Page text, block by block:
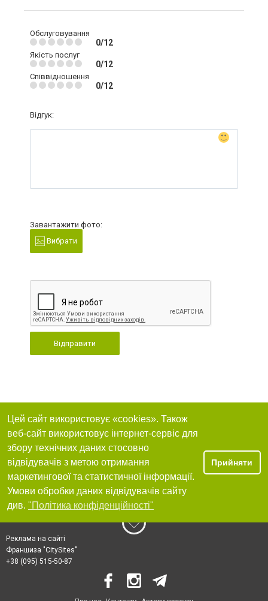
Обслуговування
0/12
Якість послуг
0/12
Співвідношення
0/12
Відгук:
Завантажити фото:
Вибрати
Відправити
Цей сайт використовує «cookies». Також
веб-сайт використовує інтернет-сервіс для
збору технічних даних стосовно
відвідувачів з метою отримання
маркетингової та статистичної інформації.
Умови обробки даних відвідувачів сайту
див. "Політика конфіденційності"
Прийняти
Реклама на сайті
Франшиза "CitySites"
+38 (095) 515-50-87